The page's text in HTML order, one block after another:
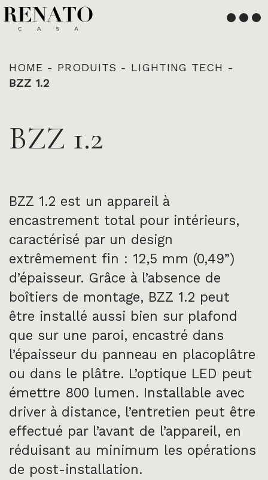
Français
English
HOME - PRODUITS - LIGHTING TECH -
BZZ 1.2
BZZ 1.2
BZZ 1.2 est un appareil à
encastrement total pour intérieurs,
caractérisé par un design
extrêmement fin : 12,5 mm (0,49”)
d’épaisseur. Grâce à l’absence de
boîtiers de montage, BZZ 1.2 peut
être installé aussi bien sur plafond
que sur une paroi, encastré dans
l’épaisseur du panneau en placoplâtre
ou dans le plâtre. L’optique LED peut
émettre 800 lumen. Installable avec
driver à distance, l’entretien peut être
effectué par l’avant de l’appareil, en
réduisant au minimum les opérations
de post-installation.